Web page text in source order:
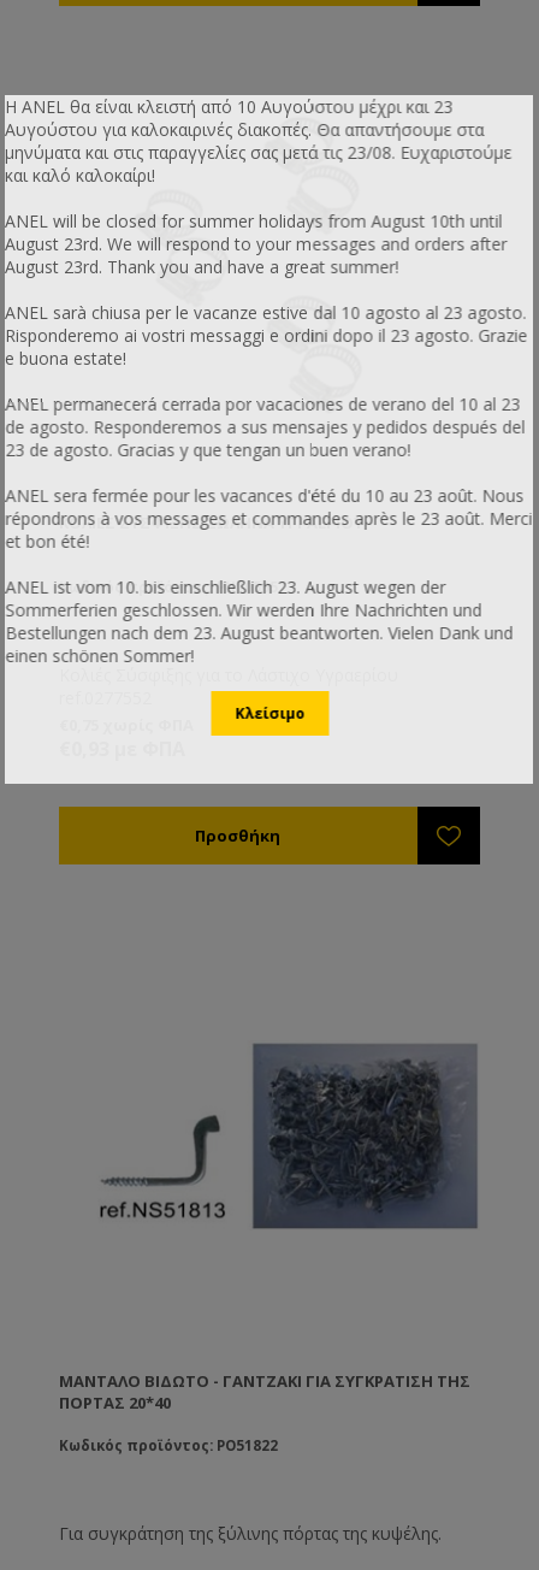
ΚΟΛΙΈΣ ΣΎΣΦΙΞΗΣ ΣΩΛΉΝΑ ΥΓΡΑΕΡΊΟΥ
Κωδικός προϊόντος: PH10505
ΜΆΝΤΑΛΟ ΒΙΔΩΤΌ - ΓΑΝΤΖΆΚΙ ΓΙΑ ΣΥΓΚΡΆΤΙΣΗ ΤΗΣ
ΠΌΡΤΑΣ 20*40
Κωδικός προϊόντος: PO51822
Για συγκράτηση της ξύλινης πόρτας της κυψέλης.
Η ANEL θα είναι κλειστή από 10 Αυγούστου μέχρι και 23
Αυγούστου για καλοκαιρινές διακοπές. Θα απαντήσουμε στα
μηνύματα και στις παραγγελίες σας μετά τις 23/08. Ευχαριστούμε
και καλό καλοκαίρι!
ANEL will be closed for summer holidays from August 10th until
August 23rd. We will respond to your messages and orders after
August 23rd. Thank you and have a great summer!
ANEL sarà chiusa per le vacanze estive dal 10 agosto al 23 agosto.
Risponderemo ai vostri messaggi e ordini dopo il 23 agosto. Grazie
e buona estate!
ANEL permanecerá cerrada por vacaciones de verano del 10 al 23
de agosto. Responderemos a sus mensajes y pedidos después del
23 de agosto. Gracias y que tengan un buen verano!
ANEL sera fermée pour les vacances d'été du 10 au 23 août. Nous
répondrons à vos messages et commandes après le 23 août. Merci
et bon été!
ANEL ist vom 10. bis einschließlich 23. August wegen der
Sommerferien geschlossen. Wir werden Ihre Nachrichten und
Bestellungen nach dem 23. August beantworten. Vielen Dank und
einen schönen Sommer!